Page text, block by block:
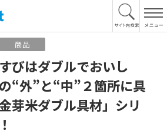
商品
びはダブルでおいし
“外”と“中”２箇所に具
芽米ダブル具材」シリ